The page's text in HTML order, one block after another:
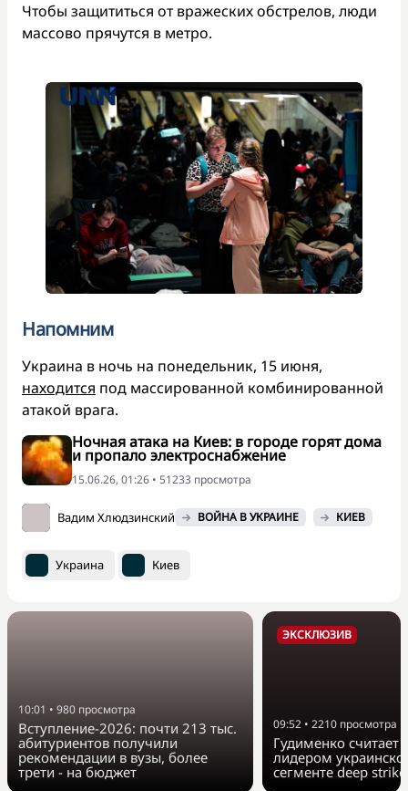
Чтобы защититься от вражеских обстрелов, люди
массово прячутся в метро.
Напомним
Украина в ночь на понедельник, 15 июня,
находится под массированной комбинированной
атакой врага.
Ночная атака на Киев: в городе горят дома
и пропало электроснабжение
15.06.26, 01:26 • 51233 просмотра
Вадим Хлюдзинский ВОЙНА В УКРАИНЕ КИЕВ
Украина Киев
10:01 • 980 просмотра
Вступление-2026: почти 213 тыс.
абитуриентов получили
рекомендации в вузы, более
трети - на бюджет
ЭКСКЛЮЗИВ
09:52 • 2210 просмотра
Гудименко считает
лидером
сегменте deep strike